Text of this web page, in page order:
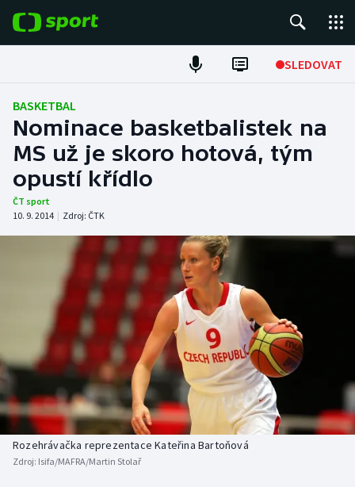
SLEDOVAT
Fotbal
Hokej
Tenis
Atletika
Cyklistika
DALŠÍ SPORTY
Americký fotbal
Baseball a softbal
Basketbal
Biatlon
NEPŘEHLÉDNĚTE
Soutěže
Historické návraty
Aplikace ČT sport
BASKETBAL
Nominace basketbalistek na
MS už je skoro hotová, tým
opustí křídlo
ČT sport
10. 9. 2014 | Zdroj: ČTK
Rozehrávačka reprezentace Kateřina Bartoňová
Zdroj: Isifa/MAFRA/Martin Stolař